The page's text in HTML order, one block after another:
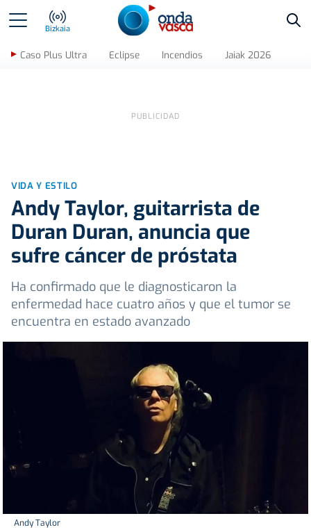
Bizkaia
Caso Plus Ultra Eclipse Incendios Jaiak 2026
VIDA Y ESTILO
Andy Taylor, guitarrista de
Duran Duran, anuncia que
sufre cáncer de próstata
Ha confirmado que le diagnosticaron la
enfermedad hace cuatro años y que el tumor se
encuentra en estado avanzado
Andy Taylor